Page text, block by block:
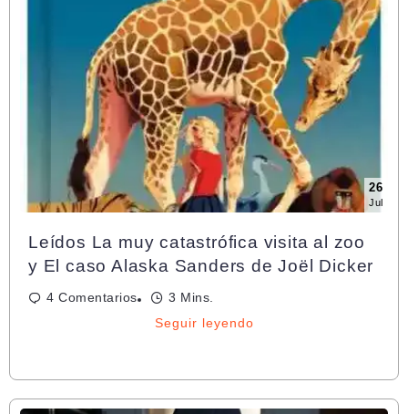
26
Jul
Leídos La muy catastrófica visita al zoo
y El caso Alaska Sanders de Joël Dicker
4 Comentarios 3 Mins.
Seguir leyendo